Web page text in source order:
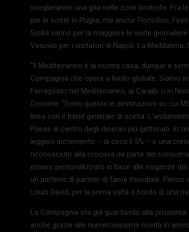
sceglieranno una gita nelle zone limitrofe. Fra
per le soste in Puglia, ma anche Portofino,
Sicilia vanno per la maggiore le visite
Vesuvio per i visitatori di Napoli. La
“Il Mediterraneo è la nostra casa, dunque è
Compagnia che opera a livello globale. Siamo
Ferragosto nel Mediterraneo, ai Caraibi o in
Crociere. “Sono queste le destinazioni su cui
linea con il trend generale di scelta.
Paese al centro degli itinerari più gettonati. In
leggero incremento – di circa il 5% – e una
riconosciuto alla crociera da parte del
essere personalizzato in base alle esigenze
un parterre di partner di fama mondiale.
Louis David, per la prima volta a bordo di una
La Compagnia sta già guardando alla
anche grazie alle numerosissime novità in